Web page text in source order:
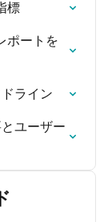
標
ポートを
ライン
ユーザー